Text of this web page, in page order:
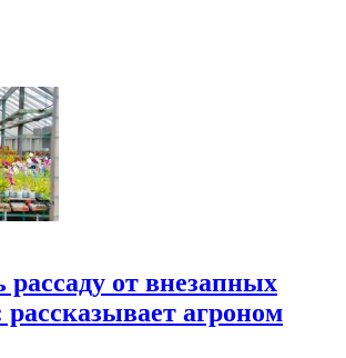
рассаду от внезапных
рассказывает агроном